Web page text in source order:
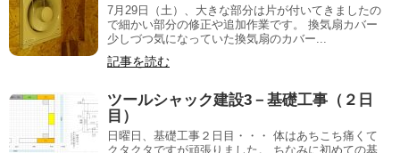
7月29日（土）、大きな部分は片が付いてきましたの
で細かい部分の修正や追加作業です。 換気扇カバー
少しづつ気になっていた換気扇のカバー...
記事を読む
ツールシャック建設3－基礎工事（２日
目）
日曜日、基礎工事２日目・・・ 体はあちこち痛くて
クタクタですが頑張りました。 ちなみに初めての基